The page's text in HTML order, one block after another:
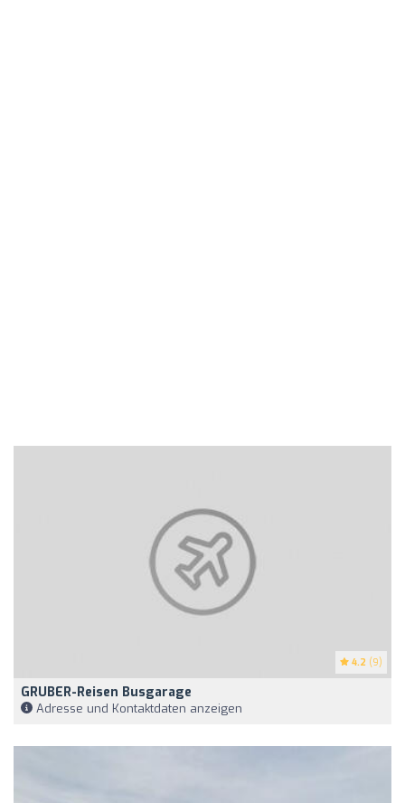
4.2 (9)
GRUBER-Reisen Busgarage
Adresse und Kontaktdaten anzeigen